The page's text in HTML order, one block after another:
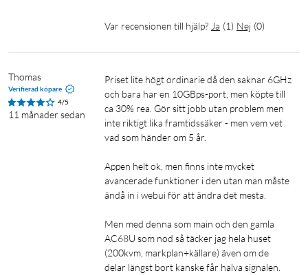
Var recensionen till hjälp? Ja (1) Nej (0)
Thomas
Verifierad köpare
4/5
11 månader sedan
Priset lite högt ordinarie då den saknar 6GHz
och bara har en 10GBps-port, men köpte till
ca 30% rea. Gör sitt jobb utan problem men
inte riktigt lika framtidssäker - men vem vet
vad som händer om 5 år.
Appen helt ok, men finns inte mycket
avancerade funktioner i den utan man måste
ändå in i webui för att ändra det mesta.
Men med denna som main och den gamla
AC68U som nod så täcker jag hela huset
(200kvm, markplan+källare) även om de
delar längst bort kanske får halva signalen.